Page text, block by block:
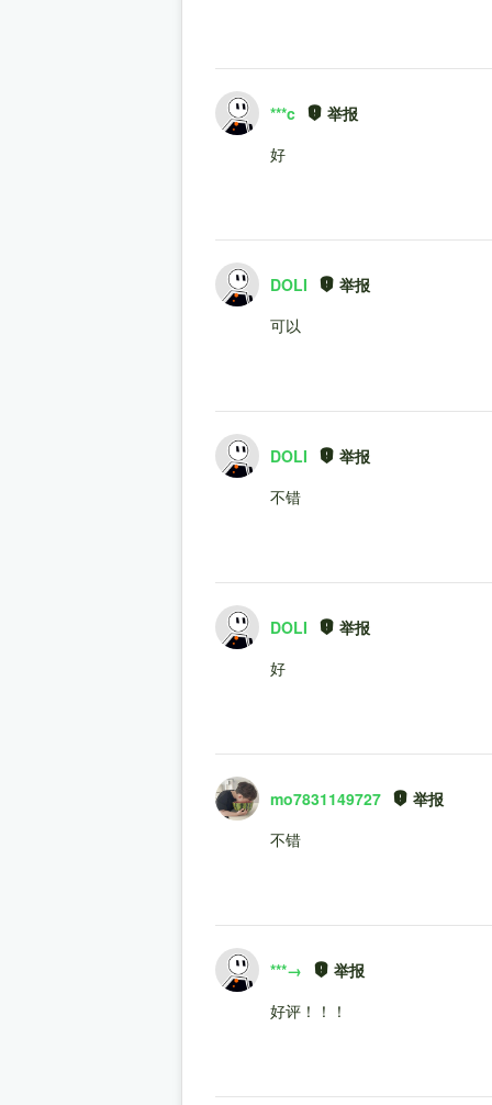
***c
举报
好
DOLI
举报
可以
DOLI
举报
不错
DOLI
举报
好
mo7831149727
举报
不错
***→
举报
好评！！！